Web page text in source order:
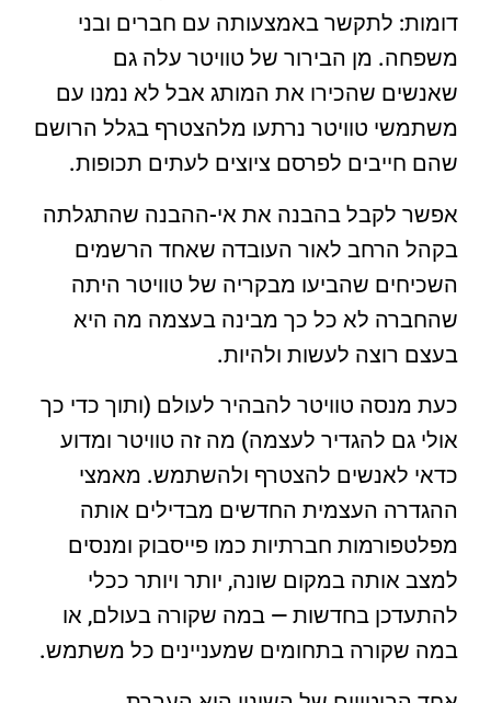
דומות: לתקשר באמצעותה עם חברים ובני
משפחה. מן הבירור של טוויטר עלה גם
שאנשים שהכירו את המותג אבל לא נמנו עם
משתמשי טוויטר נרתעו מלהצטרף בגלל הרושם
שהם חייבים לפרסם ציוצים לעתים תכופות.
אפשר לקבל בהבנה את אי-ההבנה שהתגלתה
בקהל הרחב לאור העובדה שאחד הרשמים
השכיחים שהביעו מבקריה של טוויטר היתה
שהחברה לא כל כך מבינה בעצמה מה היא
בעצם רוצה לעשות ולהיות.
כעת מנסה טוויטר להבהיר לעולם (ותוך כדי כך
אולי גם להגדיר לעצמה) מה זה טוויטר ומדוע
כדאי לאנשים להצטרף ולהשתמש. מאמצי
ההגדרה העצמית החדשים מבדילים אותה
מפלטפורמות חברתיות כמו פייסבוק ומנסים
למצב אותה במקום שונה, יותר ויותר ככלי
להתעדכן בחדשות — במה שקורה בעולם, או
במה שקורה בתחומים שמעניינים כל משתמש.